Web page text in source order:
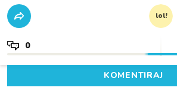
lol!
0
KOMENTIRAJ